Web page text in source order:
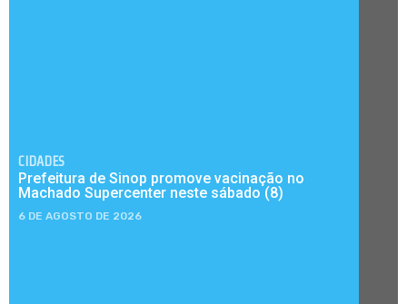
CIDADES
Prefeitura de Sinop promove vacinação no
Machado Supercenter neste sábado (8)
6 DE AGOSTO DE 2026